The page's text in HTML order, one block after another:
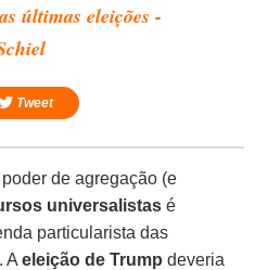
últimas eleições -
Tweet
de agregação (e
universalistas é
particularista das
Aeleição de Trump deveria